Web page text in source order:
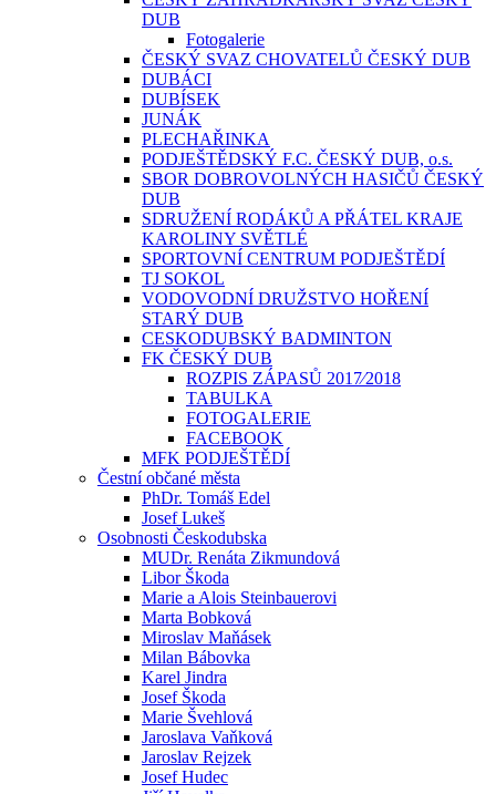
DUB
Fotogalerie
ČESKÝ SVAZ CHOVATELŮ ČESKÝ DUB
DUBÁCI
DUBÍSEK
JUNÁK
PLECHAŘINKA
PODJEŠTĚDSKÝ F.C. ČESKÝ DUB, o.s.
SBOR DOBROVOLNÝCH HASIČŮ ČESKÝ
DUB
SDRUŽENÍ RODÁKŮ A PŘÁTEL KRAJE
KAROLINY SVĚTLÉ
SPORTOVNÍ CENTRUM PODJEŠTĚDÍ
TJ SOKOL
VODOVODNÍ DRUŽSTVO HOŘENÍ
STARÝ DUB
CESKODUBSKÝ BADMINTON
FK ČESKÝ DUB
ROZPIS ZÁPASŮ 2017⁄2018
TABULKA
FOTOGALERIE
FACEBOOK
MFK PODJEŠTĚDÍ
Čestní občané města
PhDr. Tomáš Edel
Josef Lukeš
Osobnosti Českodubska
MUDr. Renáta Zikmundová
Libor Škoda
Marie a Alois Steinbauerovi
Marta Bobková
Miroslav Maňásek
Milan Bábovka
Karel Jindra
Josef Škoda
Marie Švehlová
Jaroslava Vaňková
Jaroslav Rejzek
Josef Hudec